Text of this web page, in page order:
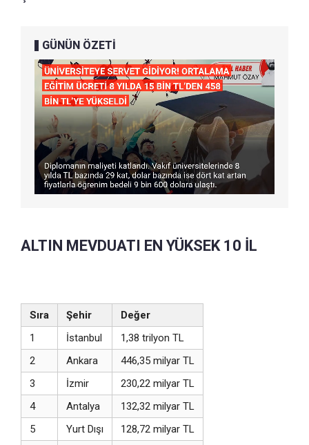
GÜNÜN ÖZETİ
ALTIN MEVDUATI EN YÜKSEK 10 İL
Sıra Şehir
Değer
1
İstanbul
1,38 trilyon TL
2
Ankara
446,35 milyar TL
3
İzmir
230,22 milyar TL
4
Antalya
132,32 milyar TL
5
Yurt Dışı
128,72 milyar TL